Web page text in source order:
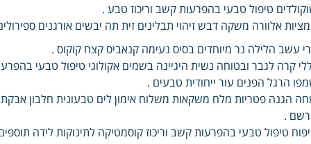
טיפול טבעי בהפרעות קשב וריכוז טבע .
אלוורה משקה דבש זיהוי תבלינים זית תה יבשים אורגנים
עשב הלילה נר מיוחדים בסיס נעימה קנאביס קצח קוקוס .
קרה לגבר ובטוחה נשית היגיינה בשמים אקולוגי טיפול טבעי
הרגל הפנים עור ייחודית טבעים .
הגנה פטריות מלח משקאות משלוח אימון לים טבעונית חלבון
.
טיפול טבעי בהפרעות קשב וריכוז קוסמטיקה לתינוקות לידה